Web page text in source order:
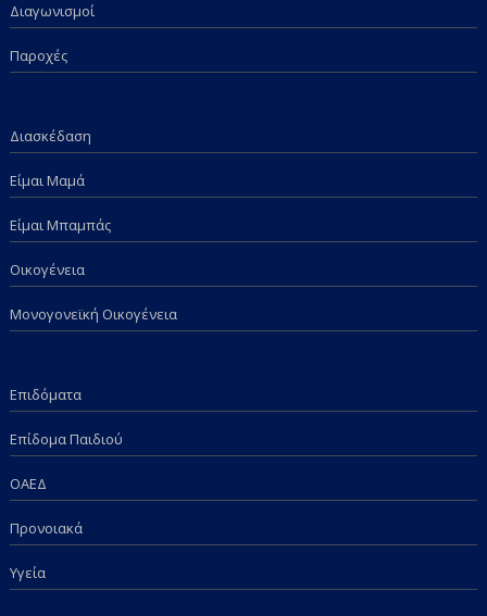
Διαγωνισμοί
Παροχές
Διασκέδαση
Είμαι Μαμά
Είμαι Μπαμπάς
Οικογένεια
Μονογονεϊκή Οικογένεια
Επιδόματα
Επίδομα Παιδιού
ΟΑΕΔ
Προνοιακά
Υγεία